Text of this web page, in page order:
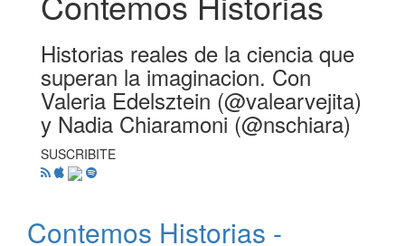
Historias reales de la ciencia que
superan la imaginacion. Con
Valeria Edelsztein (@valearvejita)
y Nadia Chiaramoni (@nschiara)
SUSCRIBITE
Contemos Historias -